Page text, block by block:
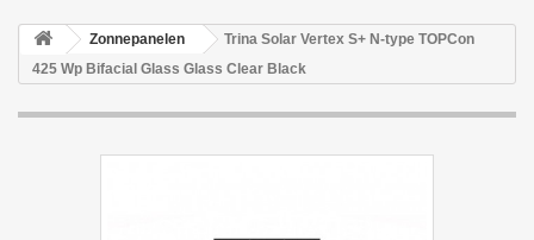
Zonnepanelen
Trina Solar Vertex S+ N-type TOPCon
425 Wp Bifacial Glass Glass Clear Black